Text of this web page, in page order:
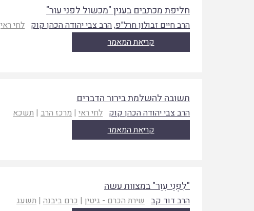
חליפת מכתבים בענין "מכשול לפני עור"
הרב חיים זבולון חרל"פ,הרב צבי יהודה הכהן קוק לחי ראי
קריאת המאמר
תשובה להשלמת בירור הדברים
הרב צבי יהודה הכהן קוק לחי ראי | מרכז הרב | תשכא
קריאת המאמר
"לִפְנֵי עִוֵר" במצוות עשה
הרב דוד קב שירת הכרם - גיטין | כרם ביבנה | תשעג